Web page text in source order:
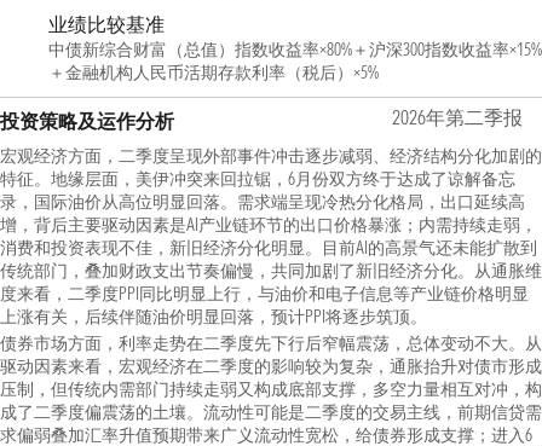
业绩比较基准
中债新综合财富（总值）指数收益率×80%＋沪深300指数收益率×15%
＋金融机构人民币活期存款利率（税后）×5%
投资策略及运作分析 2026年第二季报
宏观经济方面，二季度呈现外部事件冲击逐步减弱、经济结构分化加剧的
特征。地缘层面，美伊冲突来回拉锯，6月份双方终于达成了谅解备忘
录，国际油价从高位明显回落。需求端呈现冷热分化格局，出口延续高
增，背后主要驱动因素是AI产业链环节的出口价格暴涨；内需持续走弱，
消费和投资表现不佳，新旧经济分化明显。目前AI的高景气还未能扩散到
传统部门，叠加财政支出节奏偏慢，共同加剧了新旧经济分化。从通胀维
度来看，二季度PPI同比明显上行，与油价和电子信息等产业链价格明显
上涨有关，后续伴随油价明显回落，预计PPI将逐步筑顶。
债券市场方面，利率走势在二季度先下行后窄幅震荡，总体变动不大。从
驱动因素来看，宏观经济在二季度的影响较为复杂，通胀抬升对债市形成
压制，但传统内需部门持续走弱又构成底部支撑，多空力量相互对冲，构
成了二季度偏震荡的土壤。流动性可能是二季度的交易主线，前期信贷需
求偏弱叠加汇率升值预期带来广义流动性宽松，给债券形成支撑；进入6